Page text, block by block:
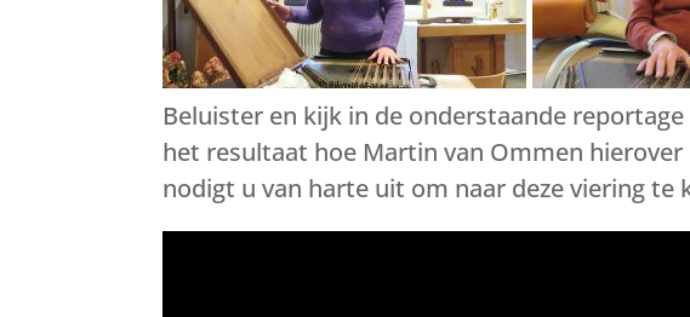
Beluister en kijk in de onderstaande
het resultaat hoe Martin van Ommen
nodigt u van harte uit om naar deze viering te